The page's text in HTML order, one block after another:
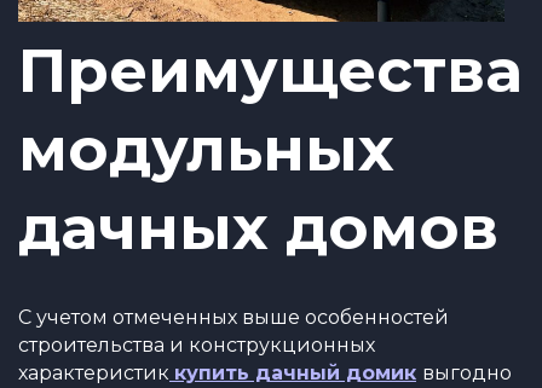
Преимущества
модульных
дачных домов
С учетом отмеченных выше особенностей
строительства и конструкционных
характеристик купить дачный домик выгодно